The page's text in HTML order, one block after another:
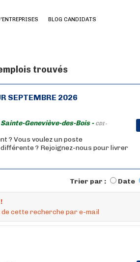
BLOG CANDIDATS
trouvés
SEPTEMBRE 2026
Geneviève-des-Bois - CDI -
? Vous voulez un poste
? Rejoignez-nous pour livrer
Trier par : Date
de cette recherche par e-mail